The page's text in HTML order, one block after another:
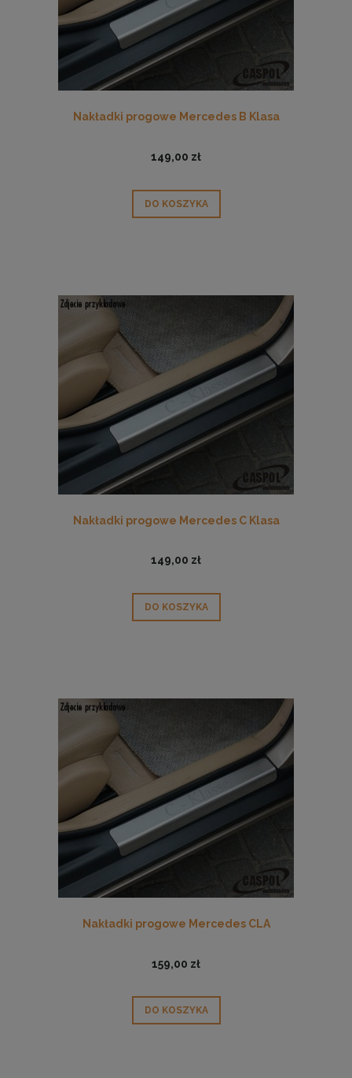
Nakładki progowe Mercedes B Klasa
149,00 zł
DO KOSZYKA
Nakładki progowe Mercedes C Klasa
149,00 zł
DO KOSZYKA
Nakładki progowe Mercedes CLA
159,00 zł
DO KOSZYKA